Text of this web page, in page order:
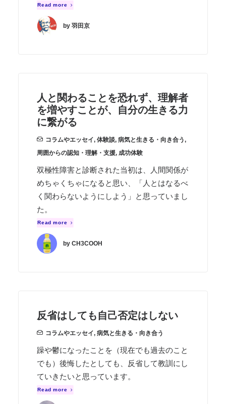
Read more
by 羽田京
人と関わることを恐れず、理解者
を増やすことが、自分の生きる力
に繋がる
コラムやエッセイ, 体験談, 病気と生きる・向き合う,
周囲からの認知・理解・支援, 成功体験
双極性障害と診断された当初は、人間関係が
めちゃくちゃになると思い、「人とはなるべ
く関わらないようにしよう」と思っていまし
た。
Read more
by CH3COOH
反省はしても自己否定はしない
コラムやエッセイ, 病気と生きる・向き合う
躁や鬱になったことを（現在でも過去のこと
でも）後悔したとしても、反省して教訓にし
ていきたいと思っています。
Read more